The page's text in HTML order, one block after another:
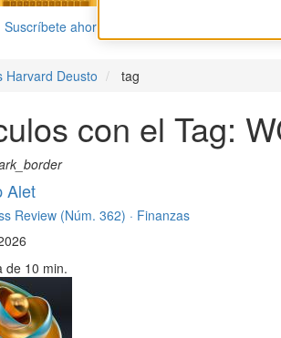
Suscríbete ahora
Harvard Deusto tag
con el Tag:
Alet
Review (Núm. 362) · Finanzas
de 10 min.